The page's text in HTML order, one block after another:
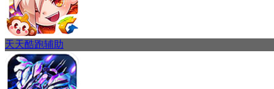
天天酷跑辅助